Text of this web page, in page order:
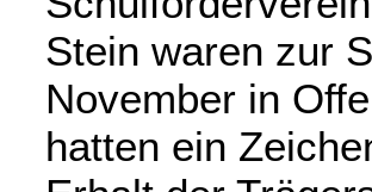
Stein waren zur
November in
hatten ein